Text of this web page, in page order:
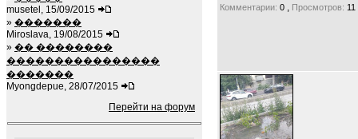
musetel, 15/09/2015
» �������
Miroslava, 19/08/2015
» �� ��������
����������������
�������
Myongdepue, 28/07/2015
Перейти на форум
Комментарии: 0 , Просмотров: 11